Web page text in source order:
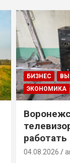
БИЗНЕС
ЭКОНОМИКА
работать
04.08.2026